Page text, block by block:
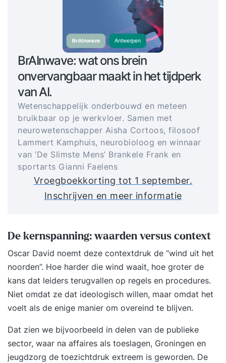
BrAInwave: wat ons brein
onvervangbaar maakt in het tijdperk
van AI.
Wetenschappelijk onderbouwd en meteen
bruikbaar op je werkvloer. Samen met
neurowetenschapper Aisha Cortoos, filosoof
Lammert Kamphuis, neurobioloog en winnaar
van ‘De Slimste Mens’ Brankele Frank en
sportarts Gianni Faelens
Vroegboekkorting tot 1 september.
Inschrijven en meer informatie
De kernspanning: waarden versus context
Oscar David noemt deze contextdruk de “wind uit het
noorden”. Hoe harder die wind waait, hoe groter de
kans dat leiders terugvallen op regels en procedures.
Niet omdat ze dat ideologisch willen, maar omdat het
voelt als de enige manier om overeind te blijven.
Dat zien we bijvoorbeeld in delen van de publieke
sector, waar na affaires als toeslagen, Groningen en
jeugdzorg de toezichtdruk extreem is geworden. De